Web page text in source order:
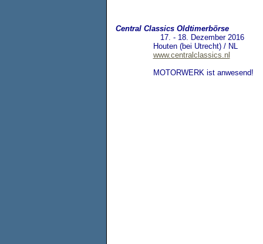
Central Classics Oldtimerbörse
17. - 18. Dezember 2016
Houten (bei Utrecht) / NL
www.centralclassics.nl
MOTORWERK ist anwesend!